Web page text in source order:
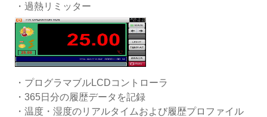
・過熱リミッター
・プログラマブルLCDコントローラ
・365日分の履歴データを記録
・温度・湿度のリアルタイムおよび履歴プロファイル